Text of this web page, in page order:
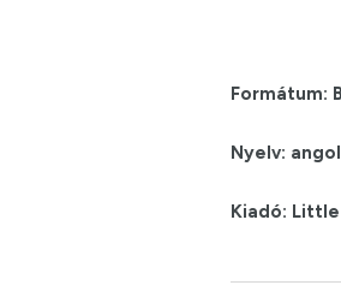
Formátum:
Nyelv: angol
Kiadó: